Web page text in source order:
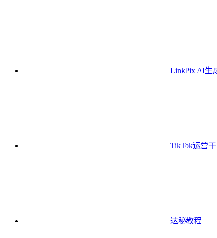
LinkPix AI生
TikTok运营
达秘教程